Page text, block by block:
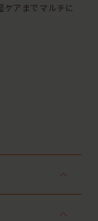
ケアまでマルチに